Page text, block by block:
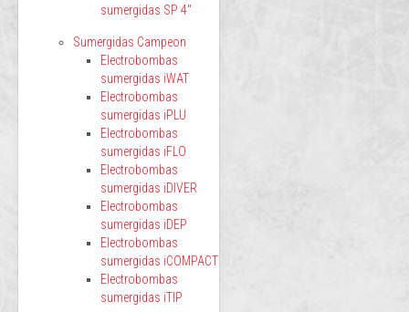
sumergidas SP 4"
Sumergidas Campeon
Electrobombas
sumergidas iWAT
Electrobombas
sumergidas iPLU
Electrobombas
sumergidas iFLO
Electrobombas
sumergidas iDIVER
Electrobombas
sumergidas iDEP
Electrobombas
sumergidas iCOMPACT
Electrobombas
sumergidas iTIP